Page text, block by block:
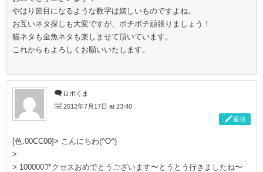
やはり節目になるような数字は嬉しいものですよね。
お互いネタ探しも大変ですが、ボチボチ頑張りましょう！
猫ネタも金魚ネタも楽しませて頂いています。
これからもよろしくお願いいたします。
ロボくま
2012年7月17日 at 23:40
返信
[色:00CC00]> こんにちわ(^O^)
>
> 100000アクセスおめでとうございます〜とうとう行きましたね〜